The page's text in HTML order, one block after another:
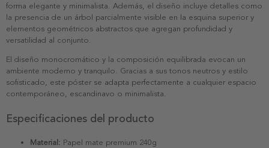
forma elegante y minimalista. Además, el diseño incluye detalles como
la presencia de un árbol parcialmente visible en la esquina superior y
elementos geométricos abstractos que agregan profundidad y
versatilidad al conjunto.
El diseño monocromático y la composición equilibrada evocan un
ambiente moderno y tranquilo. Gracias a sus tonos neutros y estilo
sofisticado, este póster se adapta perfectamente a cualquier espacio
contemporáneo, escandinavo o minimalista.
Especificaciones del producto
Material: Papel mate premium 240g